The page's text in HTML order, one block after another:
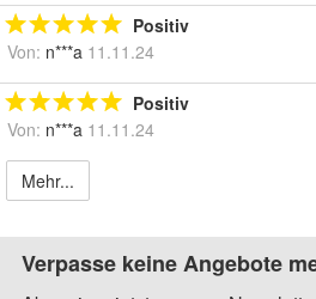
Positiv
Von: n***a 11.11.24
Positiv
Von: n***a 11.11.24
Mehr...
Verpasse keine Angebote